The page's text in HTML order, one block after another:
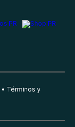
Términos y